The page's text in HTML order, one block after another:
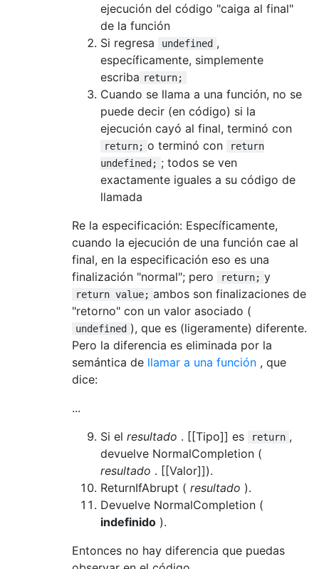
ejecución del código "caiga al final"
de la función
Si regresa
undefined ,
específicamente, simplemente
escriba return;
Cuando se llama a una función, no se
puede decir (en código) si la
ejecución cayó al final, terminó con
return; o terminó con
return
undefined; ; todos se ven
exactamente iguales a su código de
llamada
Re la especificación: Específicamente,
cuando la ejecución de una función cae al
final, en la especificación eso es una
finalización "normal"; pero
return; y
return value; ambos son finalizaciones de
"retorno" con un valor asociado (
undefined ), que es (ligeramente) diferente.
Pero la diferencia es eliminada por la
semántica de llamar a una función , que
dice:
...
Si el resultado . [[Tipo]] es return ,
devuelve NormalCompletion (
resultado . [[Valor]]).
ReturnIfAbrupt ( resultado ).
Devuelve NormalCompletion (
indefinido ).
Entonces no hay diferencia que puedas